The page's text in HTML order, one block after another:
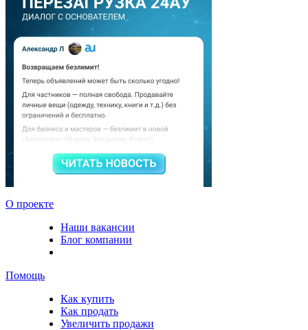
О проекте
Наши вакансии
Блог компании
Помощь
Как купить
Как продать
Увеличить продажи